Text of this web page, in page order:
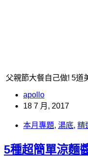
父親節大餐自己做! 5
apollo
18 7 月, 2017
本月專題, 湯底, 精
5種超簡單涼麵